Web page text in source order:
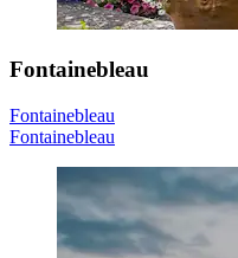
Fontainebleau
Fontainebleau
Fontainebleau